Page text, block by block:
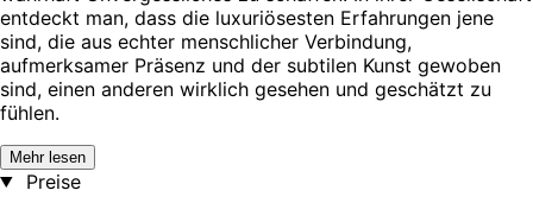
entdeckt man, dass die luxuriösesten Erfahrungen jene
sind, die aus echter menschlicher Verbindung,
aufmerksamer Präsenz und der subtilen Kunst gewoben
sind, einen anderen wirklich gesehen und geschätzt zu
fühlen.
Mehr lesen
Preise